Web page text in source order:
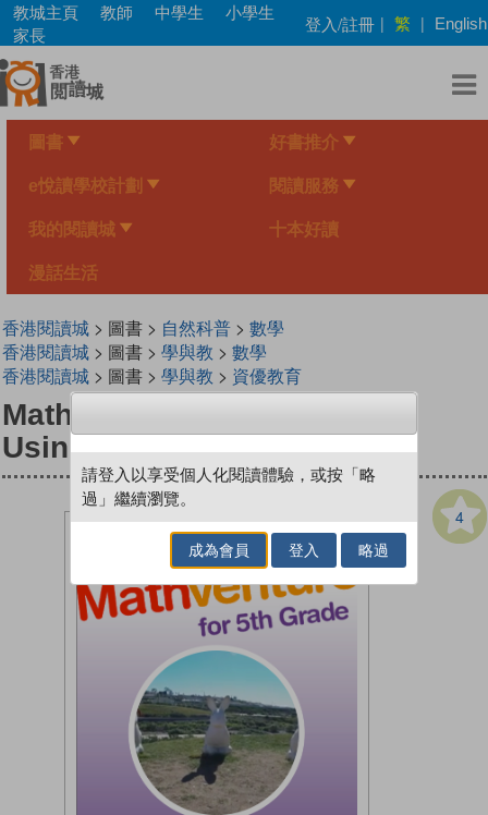
Skip
main
content
教城主頁 教師 中學生
小學生
家長
登入/註冊 | 繁 | English
圖書 好書推介
e悅讀學校計劃 閱讀服務
我的閱讀城 十本好讀
漫話生活
香港閱讀城> 圖書 > 自然科普> 數學
香港閱讀城> 圖書 > 學與教 > 數學
香港閱讀城> 圖書 > 學與教 > 資優教育
Mathventure for 5th Grade:
Using Fractions
4
請登入以享受個人化閱讀體驗，或按「略
過」繼續瀏覽。
成為會員 登入 略過